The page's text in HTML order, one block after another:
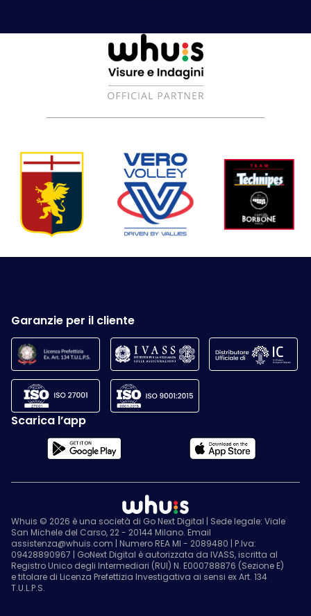
Garanzie per il cliente
Scarica l’app
Whuis © 2026 è una società di Go Next Digital | Sede legale: Viale
San Michele del Carso, 22 - 20144 Milano. Email
assistenza@whuis.com | Numero REA MI - 2089480 | P.Iva:
09428890967 | GoNext Digital è autorizzata da IVASS, iscritta al
Registro Unico degli Intermediari (RUI) N. E000788876 (Sezione E)
e titolare di Licenza Prefettizia Investigativa ai sensi ex Art. 134
T.U.L.P.S.